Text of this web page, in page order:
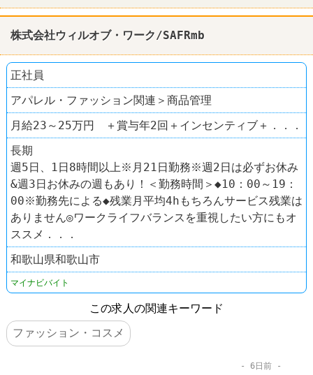
株式会社ウィルオブ・ワーク/SAFRmb
正社員
アパレル・ファッション関連＞商品管理
月給23～25万円 ＋賞与年2回＋インセンティブ＋．．．
長期
週5日、1日8時間以上※月21日勤務※週2日は必ずお休み
&週3日お休みの週もあり！＜勤務時間＞◆10：00～19：
00※勤務先による◆残業月平均4hもちろんサービス残業は
ありません◎ワークライフバランスを重視したい方にもオ
ススメ．．．
和歌山県和歌山市
マイナビバイト
この求人の関連キーワード
ファッション・コスメ
6日前